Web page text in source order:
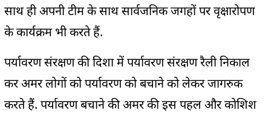
साथ ही अपनी टीम के साथ सार्वजनिक जगहों पर वृक्षारोपण
के कार्यक्रम भी करते हैं.
पर्यावरण संरक्षण की दिशा में पर्यावरण संरक्षण रैली निकाल
कर अमर लोगों को पर्यावरण को बचाने को लेकर जागरुक
करते हैं. पर्यावरण बचाने की अमर की इस पहल और कोशिश